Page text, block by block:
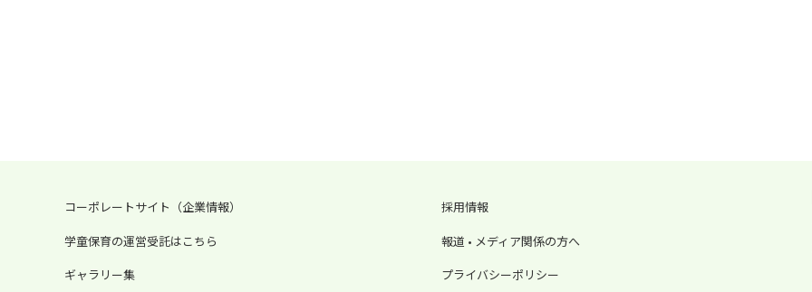
コーポレートサイト（企業情報）
学童保育の運営受託はこちら
ギャラリー集
採用情報
報道 • メディア関係の方へ
プライバシーポリシー